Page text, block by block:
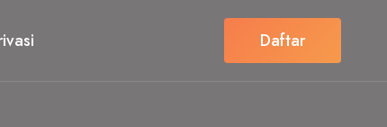
Daftar